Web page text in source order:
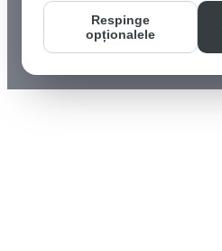
Respinge
opționalele